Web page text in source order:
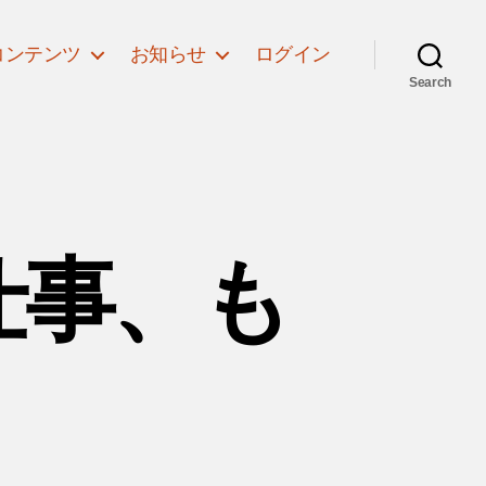
ンテンツ お知らせ ログイン
Search
、も